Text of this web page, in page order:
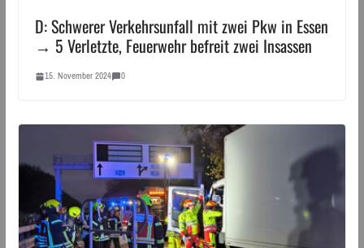
D: Schwerer Verkehrsunfall mit zwei Pkw in Essen
→ 5 Verletzte, Feuerwehr befreit zwei Insassen
15. November 2024 0